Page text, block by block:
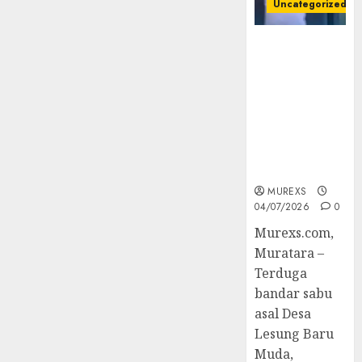
Uncategorized
MUREXS
04/07/2026
0
Murexs.com,
Muratara –
Terduga
bandar sabu
asal Desa
Lesung Baru
Muda,